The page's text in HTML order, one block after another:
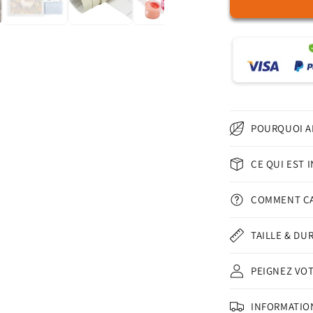
Petit
Peinture
par
POURQUOI
CE QUI EST
COMMENT
TAILLE &
PEIGNEZ